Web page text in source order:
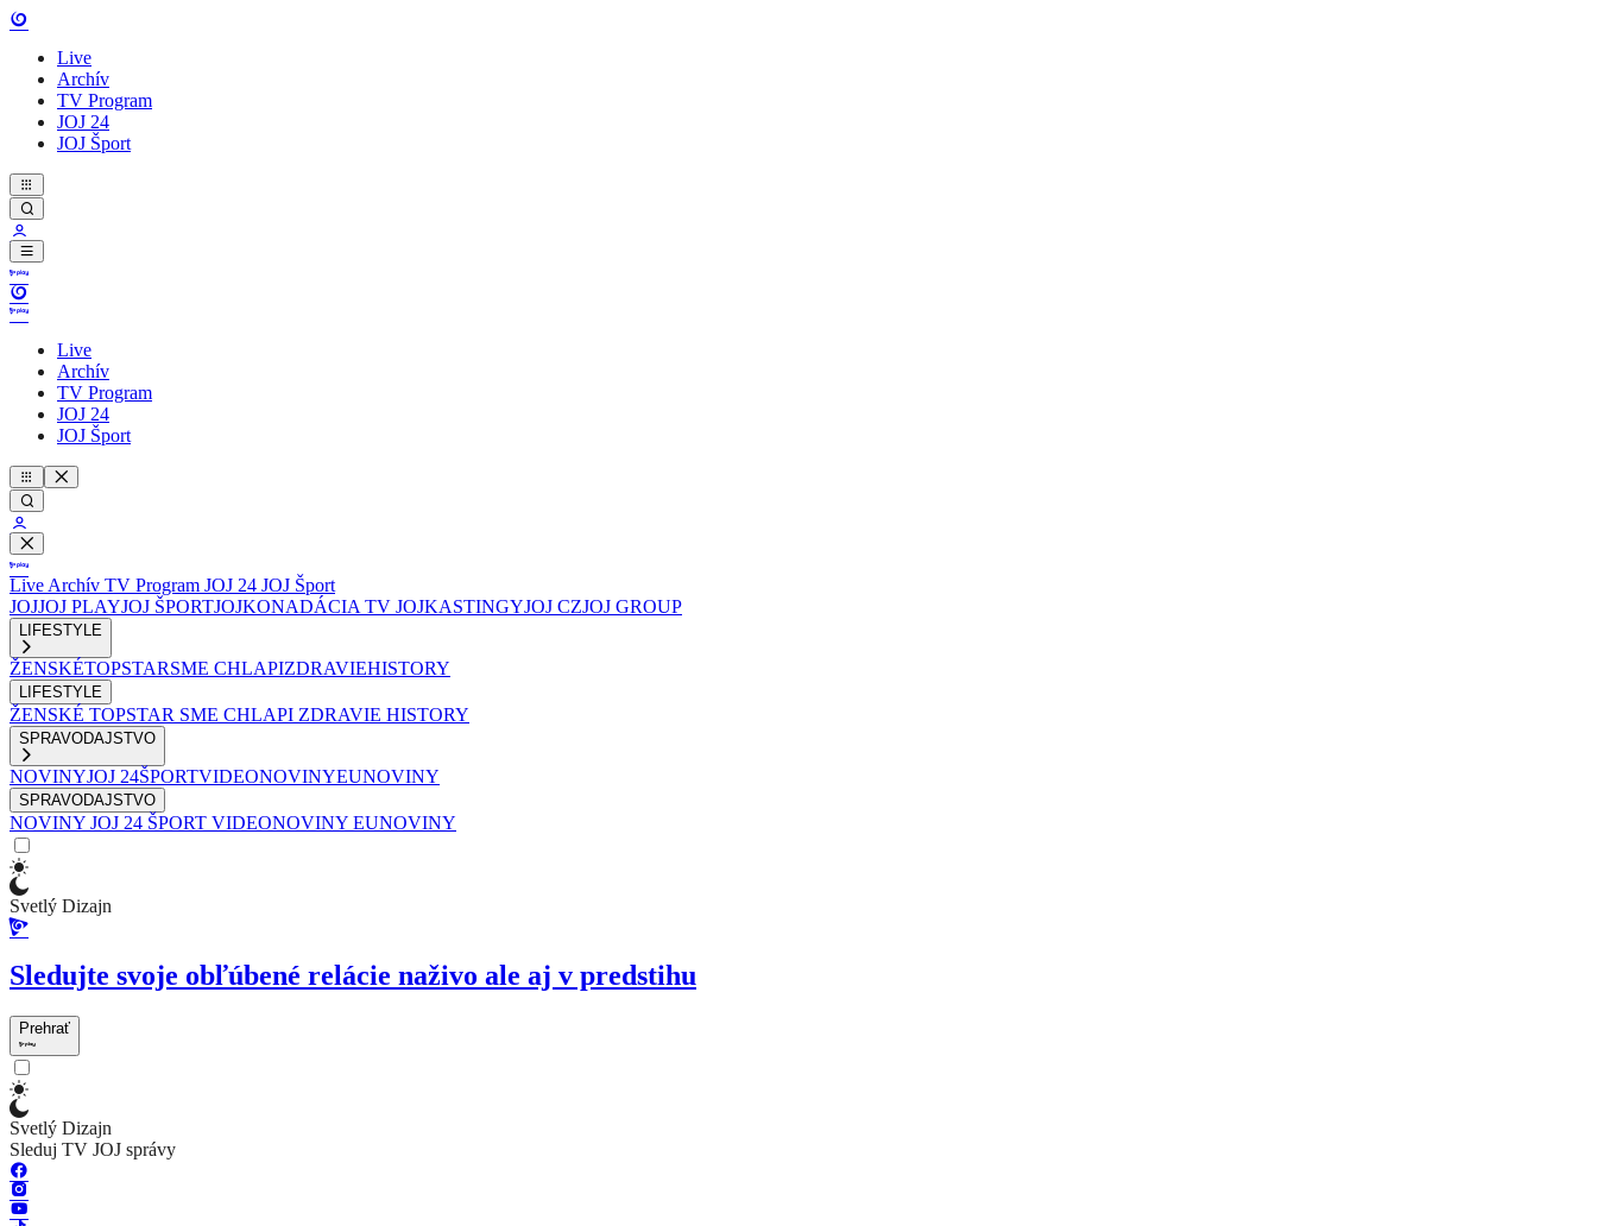
Live
Archív
TV Program
JOJ 24
JOJ Šport
Live
Archív
TV Program
JOJ 24
JOJ Šport
Live Archív TV Program JOJ 24 JOJ Šport
JOJJOJ PLAYJOJ ŠPORTJOJKONADÁCIA TV JOJKASTINGYJOJ CZJOJ GROUP
LIFESTYLE
ŽENSKÉTOPSTARSME CHLAPIZDRAVIEHISTORY
LIFESTYLE
ŽENSKÉ TOPSTAR SME CHLAPI ZDRAVIE HISTORY
SPRAVODAJSTVO
NOVINYJOJ 24ŠPORTVIDEONOVINYEUNOVINY
SPRAVODAJSTVO
NOVINY JOJ 24 ŠPORT VIDEONOVINY EUNOVINY
Svetlý Dizajn
Sledujte svoje obľúbené relácie naživo ale aj v predstihu
Prehrať
Svetlý Dizajn
Sleduj TV JOJ správy